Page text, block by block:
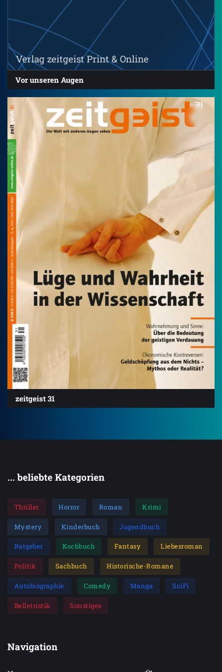
Verlag zeitgeist Print & Online
Vor unseren Augen
zeitgeist 31
... beliebte Kategorien
Thriller Horror Roman Krimi
Mystery Kinderbuch Jugendbuch
Ratgeber Kochbuch Fantasy Liebesroman
Politik Sachbuch Historische-Romane
Autobiographie Comedy Manga SciFi
Belletristik Sonstiges
Navigation